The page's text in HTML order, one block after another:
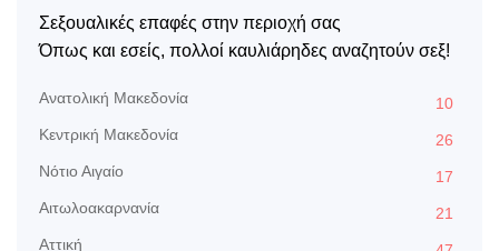
Σεξουαλικές επαφές στην περιοχή σας
Όπως και εσείς, πολλοί καυλιάρηδες αναζητούν σεξ!
Aνατολική Μακεδονία
10
Kεντρική Μακεδονία
26
Nότιο Αιγαίο
17
Αιτωλοακαρνανία
21
Αττική